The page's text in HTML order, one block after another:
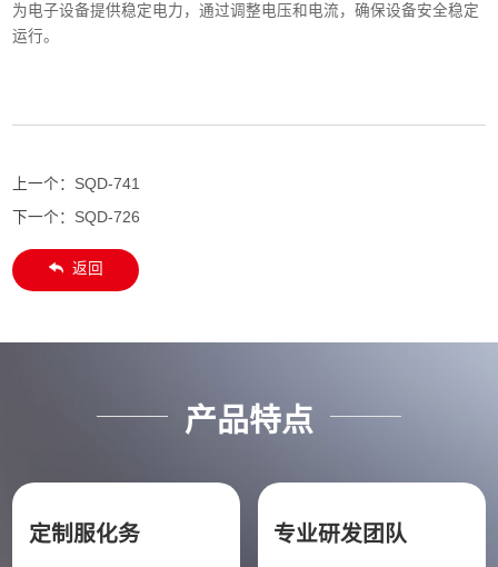
为电子设备提供稳定电力，通过调整电压和电流，确保设备安全稳定
运行。
上一个： SQD-741
下一个： SQD-726
返回
产品特点
定制服化务 专业研发团队